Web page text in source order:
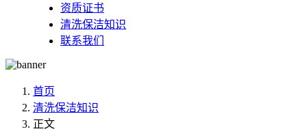
资质证书
清洗保洁知识
联系我们
首页
清洗保洁知识
正文